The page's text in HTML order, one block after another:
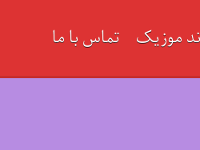
موزیک تماس با ما